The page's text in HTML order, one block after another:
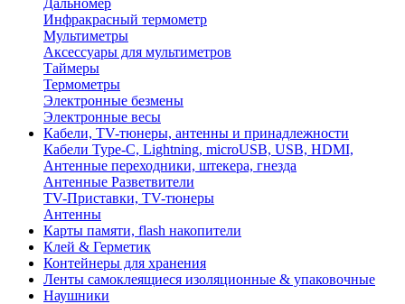
Дальномер
Инфракрасный термометр
Мультиметры
Аксессуары для мультиметров
Таймеры
Термометры
Электронные безмены
Электронные весы
Кабели, TV-тюнеры, антенны и принадлежности
Кабели Type-C, Lightning, microUSB, USB, HDMI,
Антенные переходники, штекера, гнезда
Антенные Разветвители
TV-Приставки, TV-тюнеры
Антенны
Карты памяти, flash накопители
Клей & Герметик
Контейнеры для хранения
Ленты самоклеящиеся изоляционные & упаковочные
Наушники